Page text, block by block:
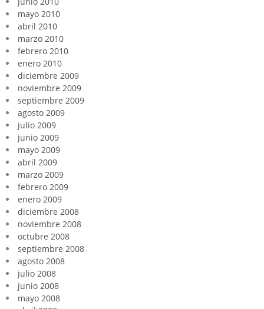
mayo 2010
abril 2010
marzo 2010
febrero 2010
enero 2010
diciembre 2009
noviembre 2009
septiembre 2009
agosto 2009
julio 2009
junio 2009
mayo 2009
abril 2009
marzo 2009
febrero 2009
enero 2009
diciembre 2008
noviembre 2008
octubre 2008
septiembre 2008
agosto 2008
julio 2008
junio 2008
mayo 2008